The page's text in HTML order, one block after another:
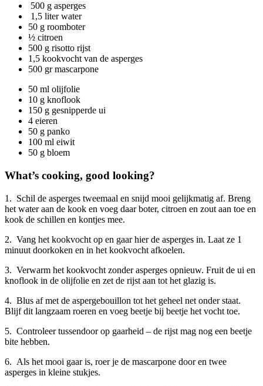
500 g asperges
1,5 liter water
50 g roomboter
½ citroen
500 g risotto rijst
1,5 kookvocht van de asperges
500 gr mascarpone
50 ml olijfolie
10 g knoflook
150 g gesnipperde ui
4 eieren
50 g panko
100 ml eiwit
50 g bloem
What’s cooking, good looking?
1. Schil de asperges tweemaal en snijd mooi gelijkmatig af. Breng
het water aan de kook en voeg daar boter, citroen en zout aan toe en
kook de schillen en kontjes mee.
2. Vang het kookvocht op en gaar hier de asperges in. Laat ze 1
minuut doorkoken en in het kookvocht afkoelen.
3. Verwarm het kookvocht zonder asperges opnieuw. Fruit de ui en
knoflook in de olijfolie en zet de rijst aan tot het glazig is.
4. Blus af met de aspergebouillon tot het geheel net onder staat.
Blijf dit langzaam roeren en voeg beetje bij beetje het vocht toe.
5. Controleer tussendoor op gaarheid – de rijst mag nog een beetje
bite hebben.
6. Als het mooi gaar is, roer je de mascarpone door en twee
asperges in kleine stukjes.